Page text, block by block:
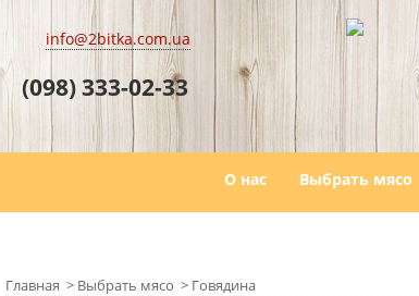
info@2bitka.com.ua
(098) 333-02-33
О нас Выбрать мясо
Главная > Выбрать мясо > Говядина